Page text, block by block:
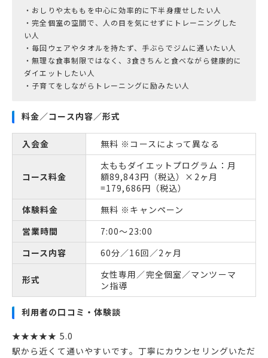
・おしりや太ももを中心に効率的に下半身痩せしたい人
・完全個室の空間で、人の目を気にせずにトレーニングした
い人
・毎回ウェアやタオルを持たず、手ぶらでジムに通いたい人
・無理な食事制限ではなく、3食きちんと食べながら健康的に
ダイエットしたい人
料金／コース内容／形式
入会金 無料 ※コースによって異なる
コース料金
太ももダイエットプログラム：月
額89,843円（税込）×2ヶ月
=179,686円（税込）
体験料金
無料 ※キャンペーン
営業時間
7:00～23:00
コース内容
60分／16回／2ヶ月
形式
女性専用／完全個室／マンツーマ
ン指導
利用者の口コミ・体験談
★★★★★ 5.0
駅から近くて通いやすいです。丁寧にカウンセリングいただ